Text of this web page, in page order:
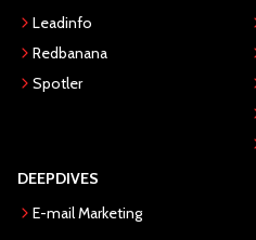
Leadinfo
Redbanana
Spotler
DEEPDIVES
E-mail Marketing